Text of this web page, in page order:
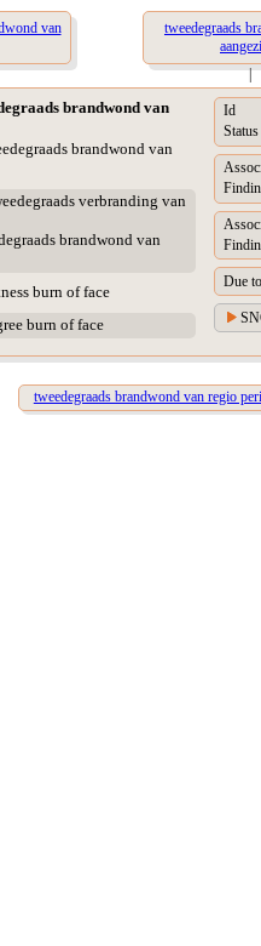
van
tweedegraads
|
brandwond van
brandwond van
verbranding van
brandwond van
burn of face
burn of face
Id
Status
Due to
tweedegraads brandwond van regio